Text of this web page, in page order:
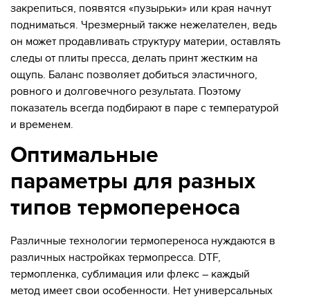
закрепиться, появятся «пузырьки» или края начнут
подниматься. Чрезмерный также нежелателен, ведь
он может продавливать структуру материи, оставлять
следы от плиты пресса, делать принт жестким на
ощупь. Баланс позволяет добиться эластичного,
ровного и долговечного результата. Поэтому
показатель всегда подбирают в паре с температурой
и временем.
Оптимальные
параметры для разных
типов термопереноса
Различные технологии термопереноса нуждаются в
различных настройках термопресса. DTF,
термопленка, сублимация или флекс – каждый
метод имеет свои особенности. Нет универсальных